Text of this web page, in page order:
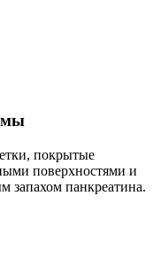
покрытые
поверхностями и
запахом панкреатина.